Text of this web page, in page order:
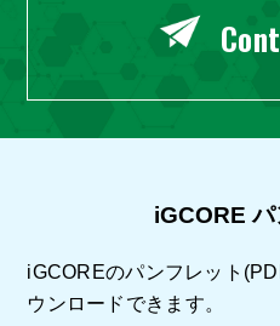
iGCORE パ
iGCOREのパンフレット
ウンロードできます。